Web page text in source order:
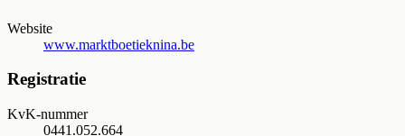
Website
www.marktboetieknina.be
Registratie
KvK-nummer
0441.052.664